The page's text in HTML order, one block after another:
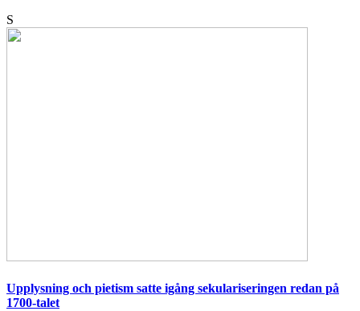
S
Upplysning och pietism satte igång sekulariseringen redan på
1700-talet